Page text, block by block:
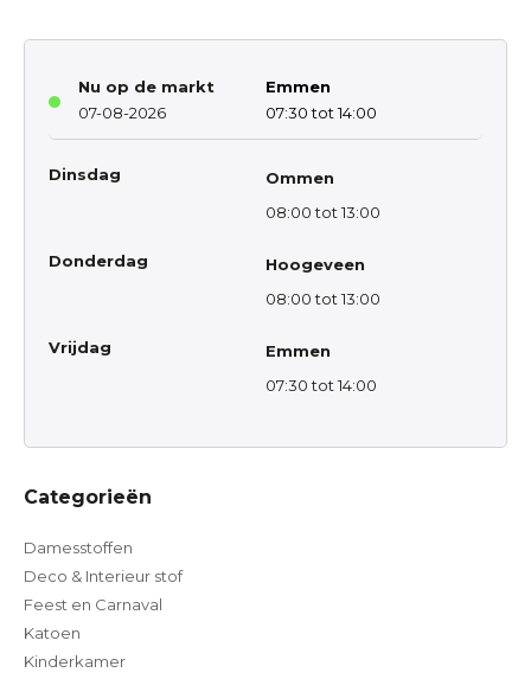
Nu op de markt
07-08-2026
Emmen
07:30 tot 14:00
Dinsdag
Ommen
08:00 tot 13:00
Donderdag
Hoogeveen
08:00 tot 13:00
Vrijdag
Emmen
07:30 tot 14:00
Categorieën
Damesstoffen
Deco & Interieur stof
Feest en Carnaval
Katoen
Kinderkamer